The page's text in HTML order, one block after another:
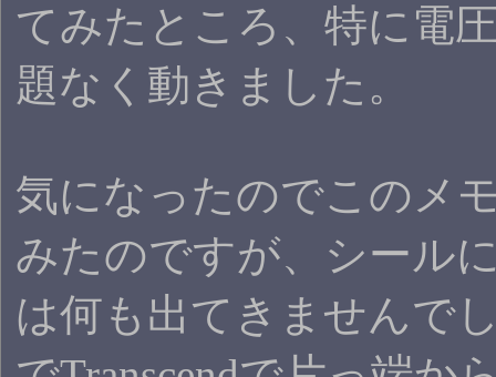
てみたところ、特に電
題なく動きました。
気になったのでこのメ
みたのですが、シール
は何も出てきませんで